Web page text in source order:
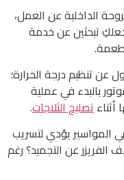
الداخلية عن العمل،
تبحثين عن خدمة
تنظيم درجة الحرارة؛
بالبدء في عملية
تصليح الثلاجات.
المواسير يؤدي لتسريب
عن التجميد؟ رغم